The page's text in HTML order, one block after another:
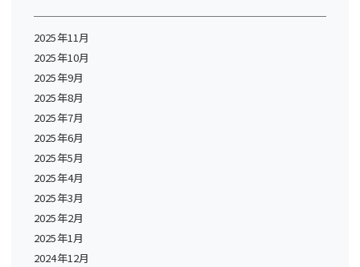
2025年11月
2025年10月
2025年9月
2025年8月
2025年7月
2025年6月
2025年5月
2025年4月
2025年3月
2025年2月
2025年1月
2024年12月